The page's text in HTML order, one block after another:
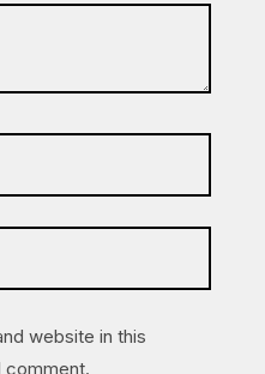
website in this
comment.